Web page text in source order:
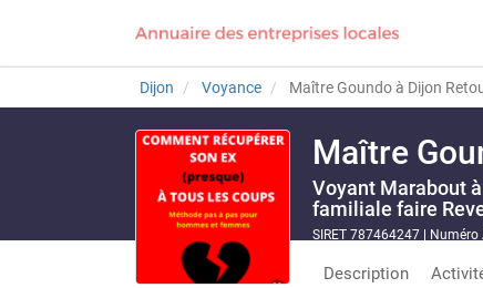
Dijon Voyance Maître Goundo à Dijon
Maître
Voyant Marabout
familiale faire
SIRET 787464247 Numéro
Description